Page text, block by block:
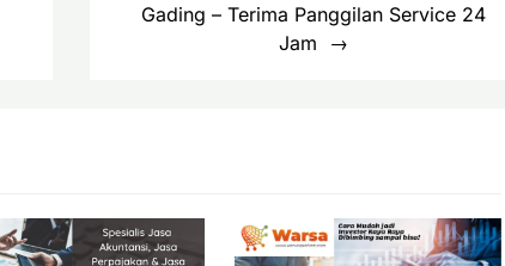
Gading – Terima Panggilan Service 24
Jam